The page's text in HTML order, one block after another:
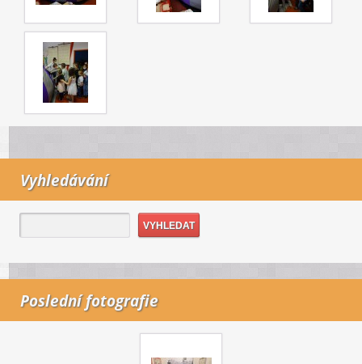
Vyhledávání
Poslední fotografie